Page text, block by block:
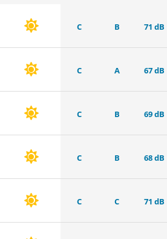
C B 71 dB
C A 67 dB
C B 69 dB
C B 68 dB
C C 71 dB